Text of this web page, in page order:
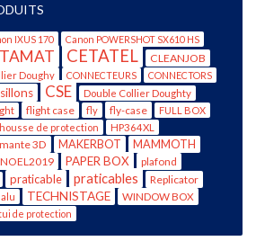
IXUS 170 Canon POWERSHOT SX610 HS
CETATEL CLEANJOB
Doughy CONNECTEURS
CONNECTORS
CSE
Double Collier Doughty
flight case fly fly-case
FULL BOX
housse de protection
HP364XL
3D MAKERBOT MAMMOTH
NOEL2019 PAPER BOX plafond
praticable praticables Replicator
TECHNISTAGE WINDOW BOX
de protection